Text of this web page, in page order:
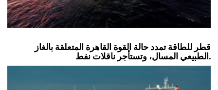
قطر للطاقة تمدد حالة القوة القاهرة المتعلقة بالغاز
الطبيعي المسال، وتستأجر ناقلات نفط.